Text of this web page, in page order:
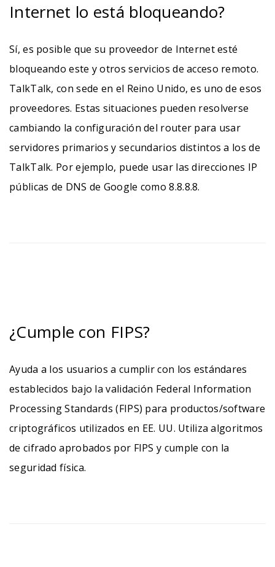
Internet lo está bloqueando?
Sí, es posible que su proveedor de Internet esté
bloqueando este y otros servicios de acceso remoto.
TalkTalk, con sede en el Reino Unido, es uno de esos
proveedores. Estas situaciones pueden resolverse
cambiando la configuración del router para usar
servidores primarios y secundarios distintos a los de
TalkTalk. Por ejemplo, puede usar las direcciones IP
públicas de DNS de Google como 8.8.8.8.
¿Cumple con FIPS?
Ayuda a los usuarios a cumplir con los estándares
establecidos bajo la validación Federal Information
Processing Standards (FIPS) para productos/software
criptográficos utilizados en EE. UU. Utiliza algoritmos
de cifrado aprobados por FIPS y cumple con la
seguridad física.